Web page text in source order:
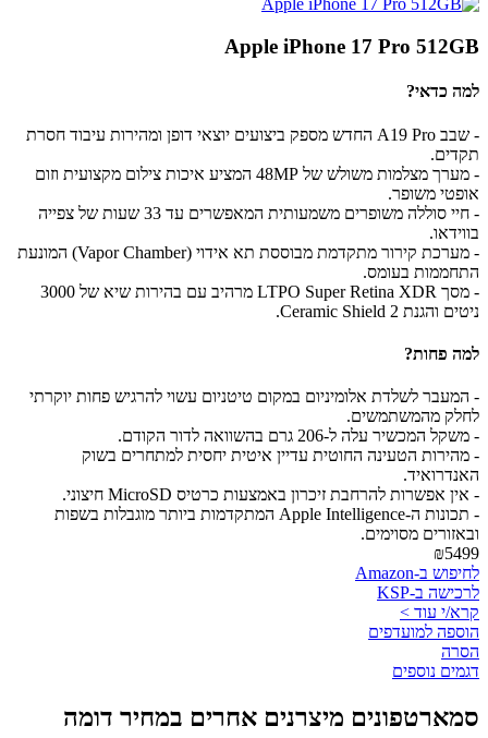
Apple iPhone 17 Pro 512GB
למה כדאי?
- שבב A19 Pro החדש מספק ביצועים יוצאי דופן ומהירות עיבוד חסרת
תקדים.
- מערך מצלמות משולש של 48MP המציע איכות צילום מקצועית וזום
אופטי משופר.
- חיי סוללה משופרים משמעותית המאפשרים עד 33 שעות של צפייה
בווידאו.
- מערכת קירור מתקדמת מבוססת תא אידוי (Vapor Chamber) המונעת
התחממות בעומס.
- מסך LTPO Super Retina XDR מרהיב עם בהירות שיא של 3000
ניטים והגנת Ceramic Shield 2.
למה פחות?
- המעבר לשלדת אלומיניום במקום טיטניום עשוי להרגיש פחות יוקרתי
לחלק מהמשתמשים.
- משקל המכשיר עלה ל-206 גרם בהשוואה לדור הקודם.
- מהירות הטעינה החוטית עדיין איטית יחסית למתחרים בשוק
האנדרואיד.
- אין אפשרות להרחבת זיכרון באמצעות כרטיס MicroSD חיצוני.
- תכונות ה-Apple Intelligence המתקדמות ביותר מוגבלות בשפות
ובאזורים מסוימים.
₪5499
לחיפוש ב-Amazon
לרכישה ב-KSP
קרא/י עוד >
הוספה למועדפים
הסרה
דגמים נוספים
סמארטפונים מיצרנים אחרים במחיר דומה